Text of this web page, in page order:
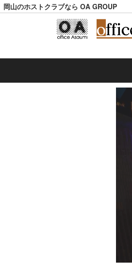
岡山のホストクラブなら OA GROUP